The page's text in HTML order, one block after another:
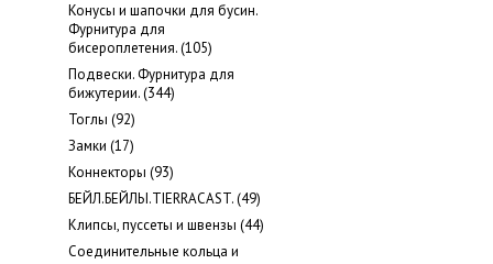
Конусы и шапочки для бусин.
Фурнитура для
бисероплетения. (105)
Подвески. Фурнитура для
бижутерии. (344)
Тоглы (92)
Замки (17)
Коннекторы (93)
БЕЙЛ.БЕЙЛЫ.TIERRACAST. (49)
Клипсы, пуссеты и швензы (44)
Соединительные кольца и